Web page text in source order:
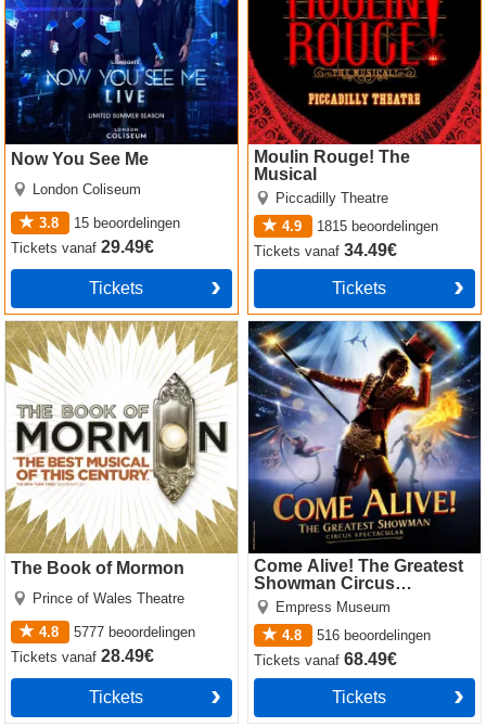
Now You See Me
London Coliseum
3.8 15 beoordelingen
Ticketsvanaf29.49€
Tickets
Moulin Rouge! The
Musical
Piccadilly Theatre
4.9
1815 beoordelingen
Ticketsvanaf34.49€
Tickets
The Book of Mormon
Prince of Wales Theatre
4.8 5777 beoordelingen
Ticketsvanaf28.49€
Tickets
The Book of Mormon
Come Alive! The Greatest
Showman Circus
Spectacular
Empress Museum
4.8
516 beoordelingen
Ticketsvanaf68.49€
Tickets
Come Alive! The Greatest
Showman Circus Spectacular